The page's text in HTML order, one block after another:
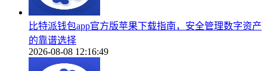
比特派钱包app官方版苹果下载指南，安全管理数字资产
的靠谱选择
2026-08-08 12:16:49